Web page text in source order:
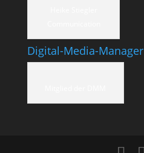
Digital-Media-Manager